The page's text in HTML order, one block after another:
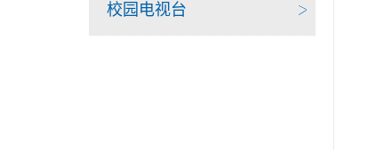
校园电视台